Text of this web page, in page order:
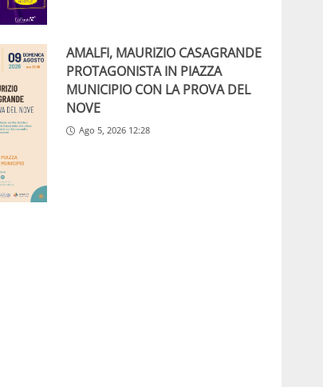
AMALFI, MAURIZIO CASAGRANDE
PROTAGONISTA IN PIAZZA
MUNICIPIO CON LA PROVA DEL
NOVE
Ago 5, 2026 12:28